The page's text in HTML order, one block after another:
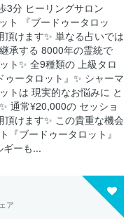
3分 ヒーリングサロン
ト 『ブードゥータロッ
けます✨ 単なる占いでは
承する 8000年の霊統で
ト✨ 全9種類の 上級タロ
ータロット』✨ シャーマ
トは 現実的なお悩みに と
通常¥20,000の セッショ
けます✨ この貴重な機会
『ブードゥータロット』
ギーも...
ア